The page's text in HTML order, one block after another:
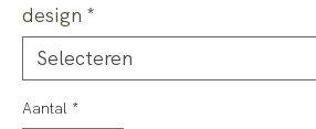
design *
Aantal *